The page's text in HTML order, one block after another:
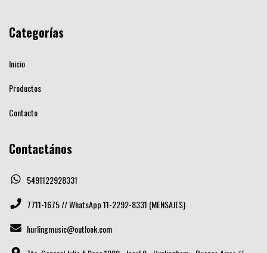
Categorías
Inicio
Productos
Contacto
Contactános
5491122928331
7711-1675 // WhatsApp 11-2292-8331 (MENSAJES)
hurlingmusic@outlook.com